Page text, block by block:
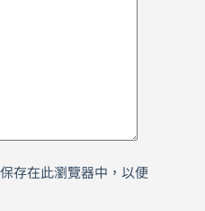
存在此瀏覽器中，以便